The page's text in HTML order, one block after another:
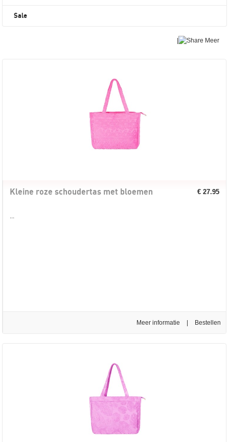
Sale
| Meer
Kleine roze schoudertas met bloemen € 27.95
Meer informatie |